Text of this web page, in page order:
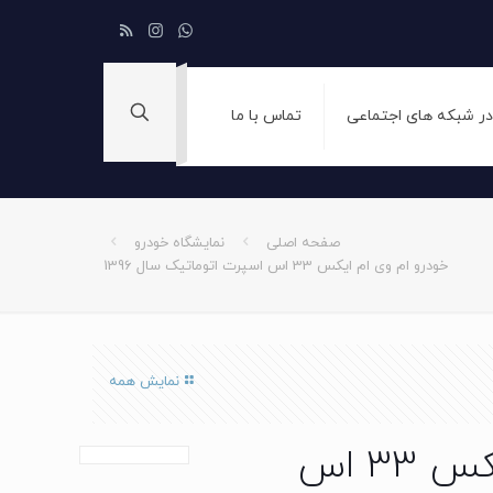
در شبکه های اجتماعی تماس با ما
صفحه اصلی
نمایشگاه خودرو
خودرو ام وی ام ایکس 33 اس اسپرت اتوماتیک سال 1396
نمایش همه
خودرو ام وی ام ایکس 33 اس